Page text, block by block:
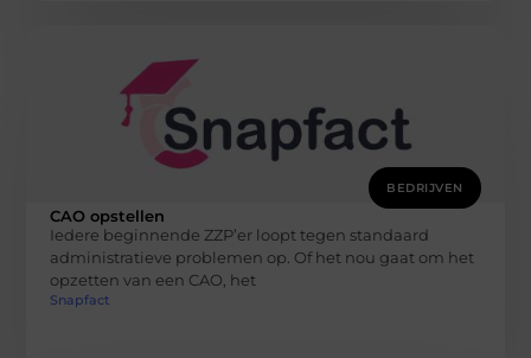
BEDRIJVEN
CAO opstellen
Iedere beginnende ZZP’er loopt tegen standaard
administratieve problemen op. Of het nou gaat om het
opzetten van een CAO, het
Snapfact